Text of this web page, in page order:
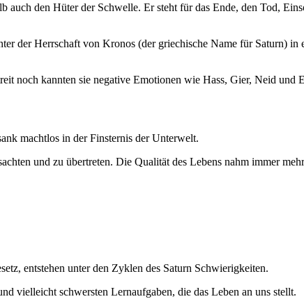
den Hüter der Schwelle. Er steht für das Ende, den Tod,
der Herrschaft von Kronos (der griechische Name für Saturn)
noch kannten sie negative Emotionen wie Hass, Gier, Neid und
machtlos in der Finsternis der Unterwelt.
und zu übertreten. Die Qualität des Lebens nahm immer
entstehen unter den Zyklen des Saturn Schwierigkeiten.
vielleicht schwersten Lernaufgaben, die das Leben an uns stellt.